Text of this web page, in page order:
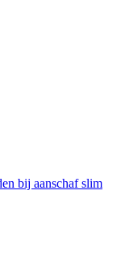
bij aanschaf slim